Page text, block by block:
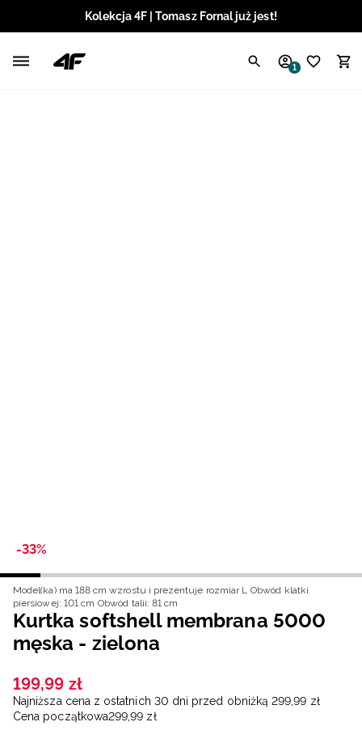
Kolekcja 4F | Tomasz Fornal już jest!
1
-33%
Model(ka) ma 188 cm wzrostu i prezentuje rozmiar L Obwód klatki
piersiowej: 101 cm Obwód talii: 81 cm
Kurtka softshell membrana 5000
męska - zielona
199,99 zł
Najniższa cena z ostatnich 30 dni przed obniżką 299,99 zł
Cena początkowa299,99 zł